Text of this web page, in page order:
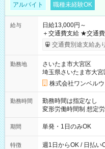
アルバイト 職種未経験OK
給与
日給13,000円～
＋交通費支給 ★交通費全額支給！ ┗案件により規定あり ★日払
いOK！（規定あり）
ンビニATMから 日払い分を
交通費別途支給あり
勤務地
さいたま市大宮区
埼玉県さいたま市大宮
株式会社ワンベル
勤務時間
勤務時間は指定なし
変形労働時間制 想定労働時間160
～21：00
期間 単発・1日のみOK
特徴
週1日からOK / 日払い